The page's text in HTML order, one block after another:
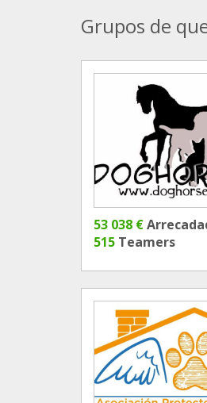
Grupos de
53 038 €
515 Teamers